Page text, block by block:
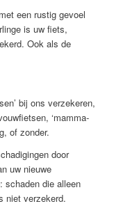
een rustig gevoel
is uw fiets,
Ook als de
bij ons verzekeren,
‘mamma-
of zonder.
door
uw nieuwe
schaden die alleen
niet verzekerd.